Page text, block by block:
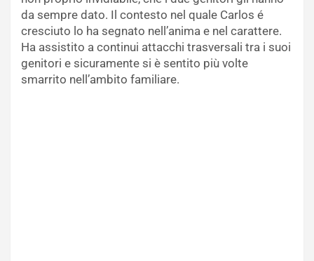
da sempre dato. Il contesto nel quale Carlos é
cresciuto lo ha segnato nell’anima e nel carattere.
Ha assistito a continui attacchi trasversali tra i suoi
genitori e sicuramente si è sentito più volte
smarrito nell’ambito familiare.